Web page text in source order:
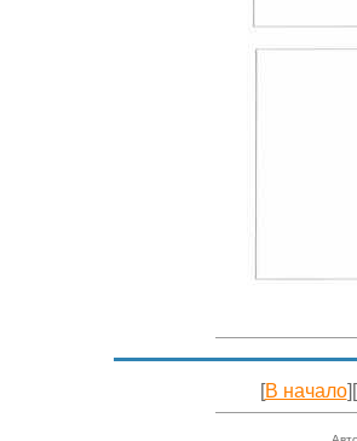
[В начало][